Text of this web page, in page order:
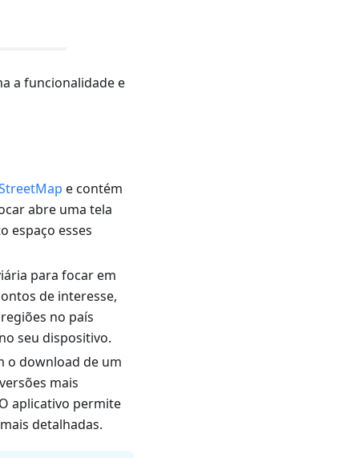
a funcionalidade e
e contém
abre uma tela
espaço esses
para focar em
de interesse,
no país
seu dispositivo.
o download de um
mais
aplicativo permite
detalhadas.